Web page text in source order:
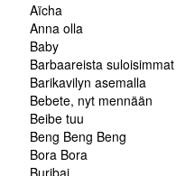
Aïcha
Anna olla
Baby
Barbaareista suloisimmat
Barikavilyn asemalla
Bebete, nyt mennään
Beibe tuu
Beng Beng Beng
Bora Bora
Buribai